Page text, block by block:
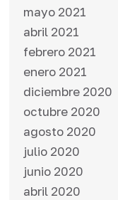
mayo 2021
abril 2021
febrero 2021
enero 2021
diciembre 2020
octubre 2020
agosto 2020
julio 2020
junio 2020
abril 2020